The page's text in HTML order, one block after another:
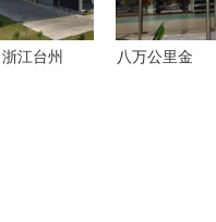
专业平台
浙江台州
八万公里金